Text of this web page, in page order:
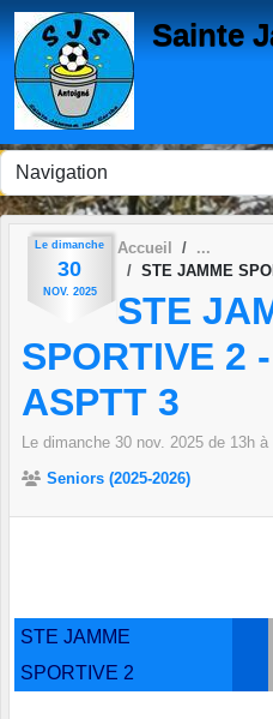
Sainte
Le dimanche
30
NOV. 2025
Accueil
STE JAMME
STE
SPORTIVE 2
ASPTT 3
Le dimanche 30 nov. 2025 de 13h à
Seniors (2025-2026)
STE JAMME
SPORTIVE 2
Panneau de gestion des cookies